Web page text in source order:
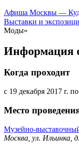
Афиша Москвы —
Выставки и
Моды»
Информация
Когда проходит
с 19 декабря 2017 г.
Место
Музейно-
Москва, ул. Ильинка,